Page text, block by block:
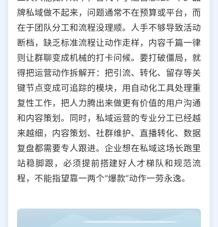
牌私域做不起来，问题通常不在预算或平台，而
在于团队分工和流程没理顺。人手不够导致活动
断档，缺乏标准流程让动作走样，内容千篇一律
则让群聊变成机械的打卡问候。要打破僵局，就
得把运营动作拆解开：把引流、转化、留存等关
键节点变成可追踪的模块，用自动化工具处理重
复性工作，把人力腾出来做更有价值的用户沟通
和内容策划。同时，私域运营的专业分工已经越
来越细，内容策划、社群维护、直播转化、数据
复盘都需要专人跟进。企业想在私域这场长跑里
站稳脚跟，必须提前搭建好人才梯队和规范流
程，不能指望靠一两个“爆款”动作一劳永逸。